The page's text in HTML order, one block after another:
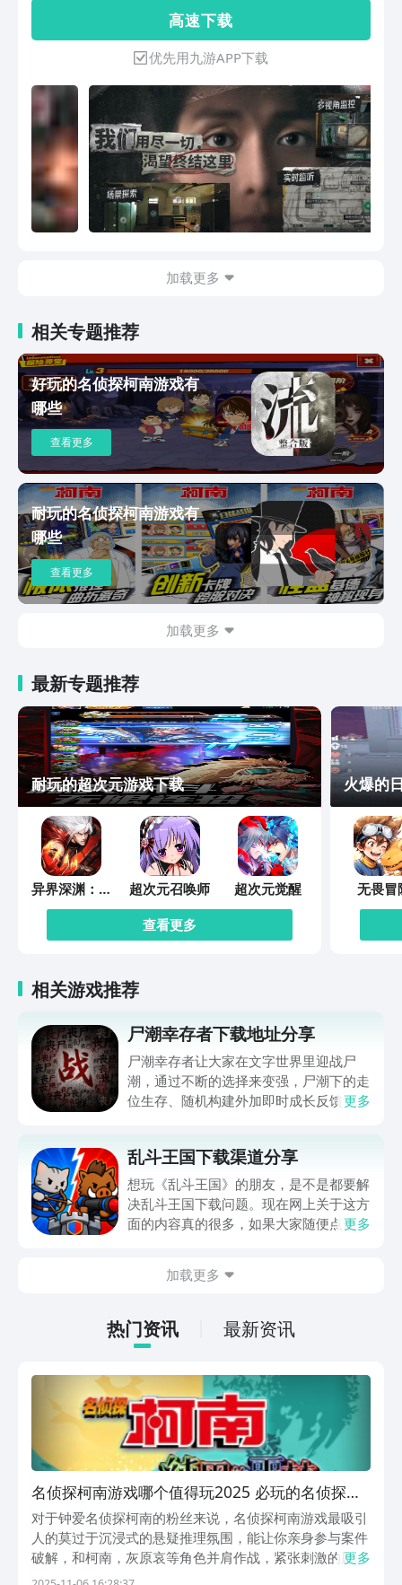
蛰伏的调查中，发现纠偏中心背后的秘
密; 与同伴一起，克服重重困难，最终决
定每个人的命运。 | 电影级视听演示 是
制作精良，让你沉浸在角色的真实情境
中，带入角色的感官，逐步体验 “转型”
计划，揭开矫正中心背后的真相。 | 多分
支高燃情节 巨大的结构支持丰富的情节
内容，每个选择都将开启一次独特的冒险
之旅。一场精彩的潜行，一场血战，是承
受还是反抗，是愤怒还是麻木，在一系列
艰难的抉择中，塑造你的 “英雄之旅”。 |
多视角监控和收集 ......互动内容与剧情进
划! | 匠心打磨真实修复 细节打磨精益求
精，大量的走访调查积累了丰富的真实案
例和材料，真实的适应冲击着神经。
2023年国内最具影响力的独立作品 参与
2023年戛纳电影节下单元 NYX最佳剧情
奖、最佳叙事奖银奖 全网超千名主播推
高 速 下 载
优先用九游APP下载
加载更多
相关专题推荐
好玩的名侦探柯南游戏有
哪些
查看更多
耐玩的名侦探柯南游戏有
哪些
查看更多
加载更多
最新专题推荐
耐玩的超次元游戏下载
异界深渊：觉
醒
超次元召唤师
超次元觉醒
查看更多
火爆的
无畏冒
相关游戏推荐
尸潮幸存者下载地址分享
尸潮幸存者让大家在文字世界里迎战尸
潮，通过不断的选择来变强，尸潮下的走
位生存、随机构建外加即时成长反馈，让
入到这个满是僵尸的世界努力求生，想玩
的可千万别错过，赶快来看一看吧。
更多
乱斗王国下载渠道分享
想玩《乱斗王国》的朋友，是不是都要解
决乱斗王国下载问题。现在网上关于这方
面的内容真的很多，如果大家随便点击陌
app进行下载会更加方便，九游是手游福
游戏资源，还能及时查看后续的消息、活
动内容等相关信息。
更多
加载更多
热门资讯 最新资讯
名侦探柯南游戏哪个值得玩2025 必玩的名侦探柯
南游戏合辑
对于钟爱名侦探柯南的粉丝来说，名侦探柯南游戏最吸引
人的莫过于沉浸式的悬疑推理氛围，能让你亲身参与案件
破解，和柯南，灰原哀等角色并肩作战，紧张刺激的剧情
反转，细致入微的线索搜寻，还有熟悉的角色互动，都让
更多